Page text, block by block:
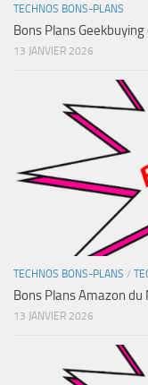
TECHNOS BONS-PLANS
Bons Plans
13 JANVIER 2026
TECHNOS BONS-PLANS /
Bons Plans Amazon du
13 JANVIER 2026